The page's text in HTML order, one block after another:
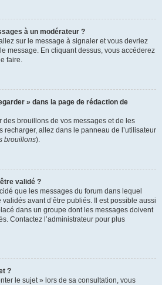
à un modérateur ?
sur le message à signaler et vous devriez
message. En cliquant dessus, vous accéderez
faire.
» dans la page de rédaction de
des brouillons de vos messages et de les
recharger, allez dans le panneau de l’utilisateur
brouillons).
validé ?
que les messages du forum dans lequel
validés avant d’être publiés. Il est possible aussi
dans un groupe dont les messages doivent
Contactez l’administrateur pour plus
?
le sujet » lors de sa consultation, vous